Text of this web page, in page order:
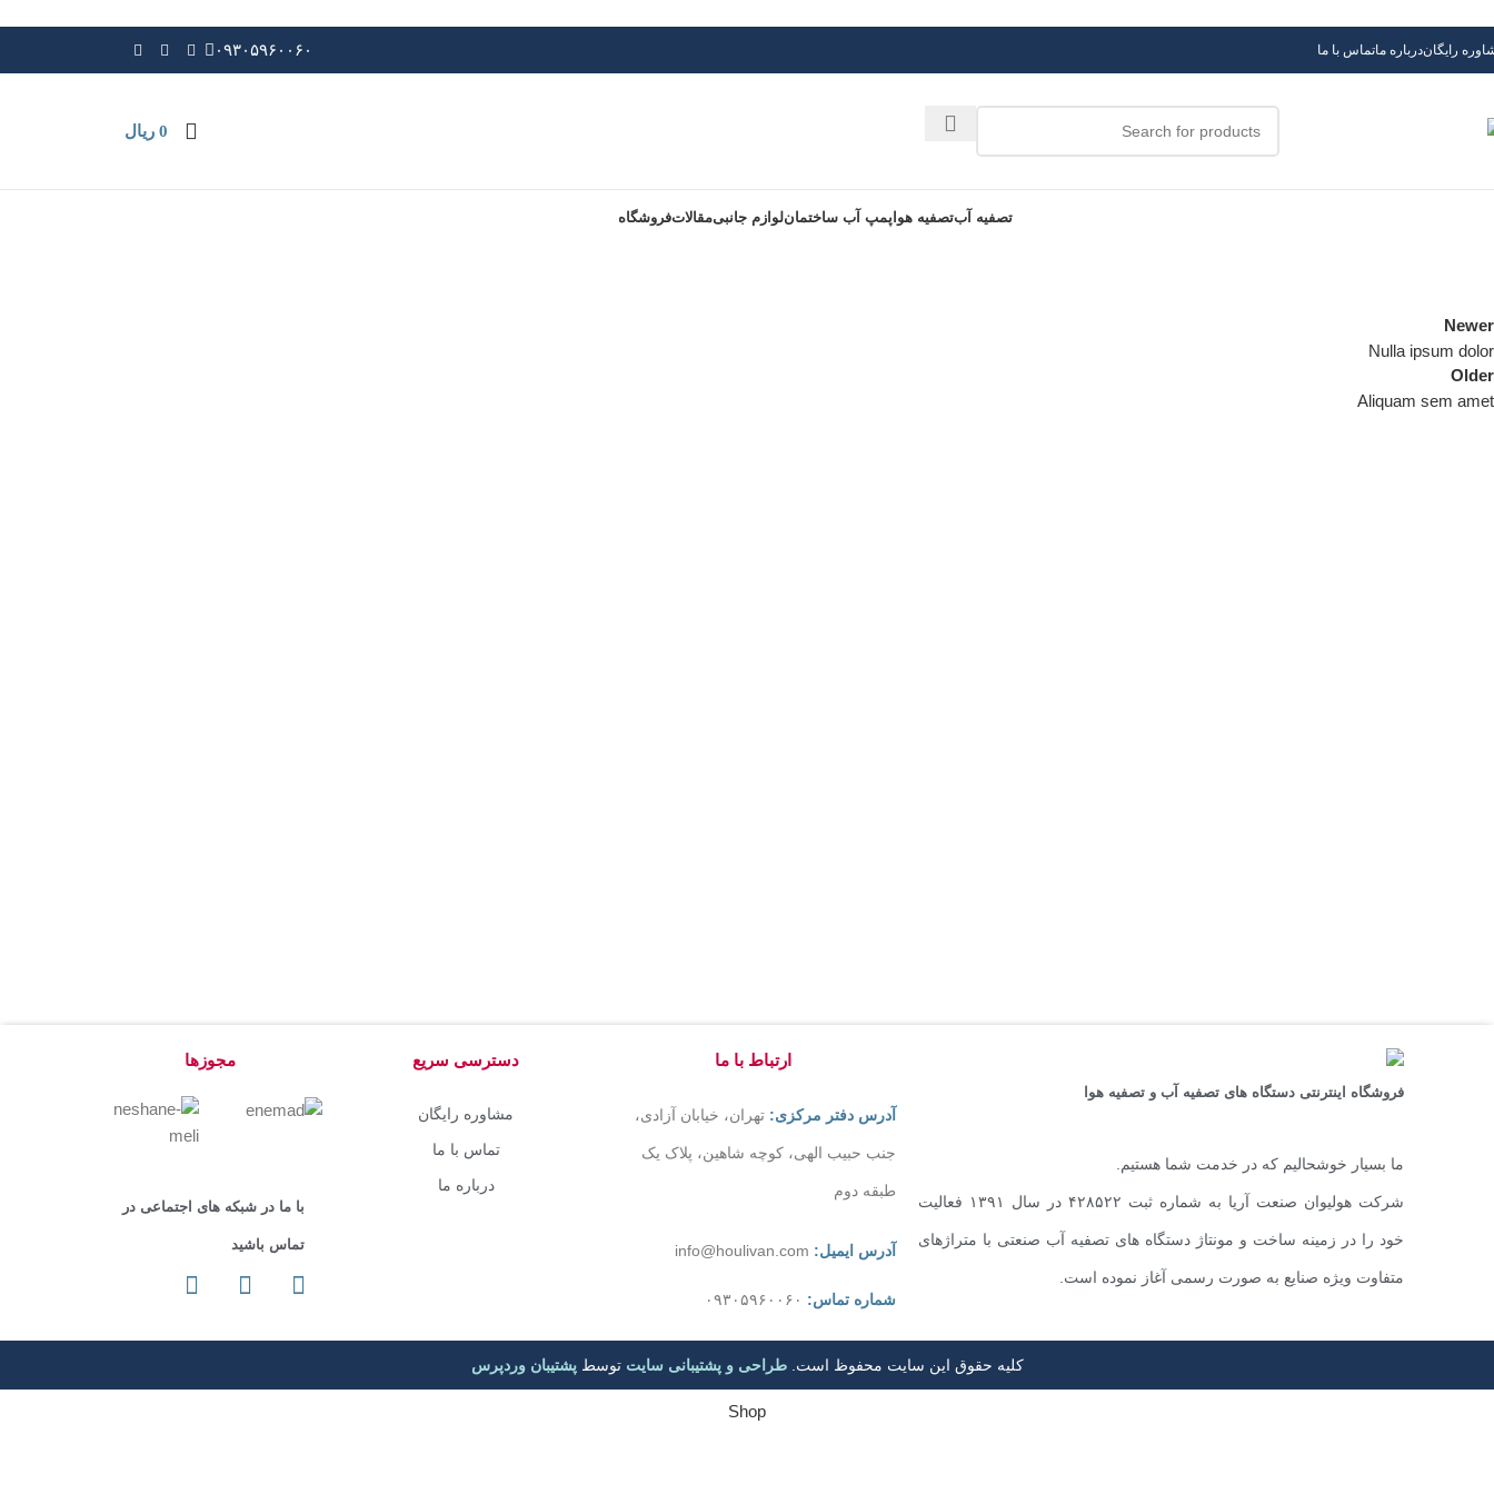
رایگاندرباره ماتماس با ما ۰۹۳۰۵۹۶۰۰۶۰
0 ریال
تصفیه آبتصفیه هوا پمپ آب ساختمانلوازم جانبیمقالاتفروشگاه
Newer
Nulla ipsum dolor
Older
Aliquam sem amet
فروشگاه اینترنتی دستگاه های تصفیه آب و تصفیه هوا
ما بسیار خوشحالیم که در خدمت شما هستیم.
شرکت هولیوان صنعت آریا به شماره ثبت ۴۲۸۵۲۲ در سال ۱۳۹۱ فعالیت
خود را در زمینه ساخت و مونتاژ دستگاه های تصفیه آب صنعتی با متراژهای
متفاوت ویژه صنایع به صورت رسمی آغاز نموده است.
ارتباط با ما
آدرس دفتر مرکزی:تهران، خیابان آزادی،
جنب حبیب الهی، کوچه شاهین، پلاک یک
طبقه دوم
آدرس ایمیل: info@houlivan.com
شماره تماس: ۰۹۳۰۵۹۶۰۰۶۰
دسترسی سریع
مشاوره رایگان
تماس با ما
درباره ما
مجوزها
با ما در شبکه های اجتماعی در
تماس باشید
کلیه حقوق این سایت محفوظ است.طراحی و پشتیبانی سایت توسطپشتیبان وردپرس
Shop